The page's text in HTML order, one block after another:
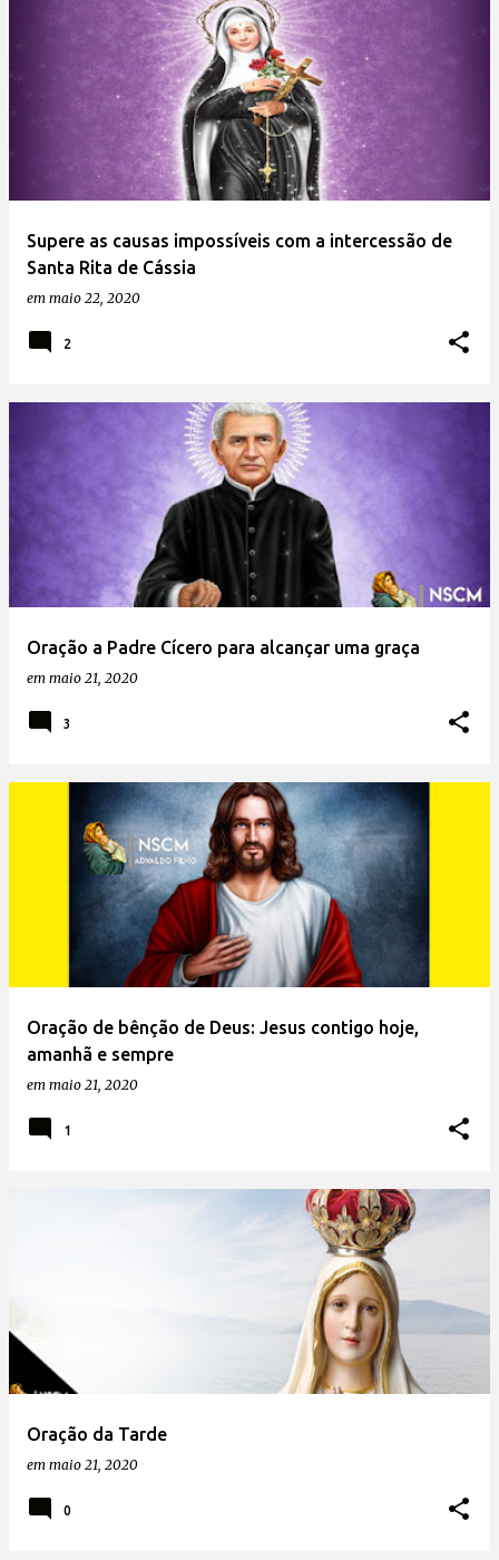
Supere as causas impossíveis com a intercessão de
Santa Rita de Cássia
em maio 22, 2020
2
Oração a Padre Cícero para alcançar uma graça
em maio 21, 2020
3
Oração de bênção de Deus: Jesus contigo hoje,
amanhã e sempre
em maio 21, 2020
1
Oração da Tarde
em maio 21, 2020
0